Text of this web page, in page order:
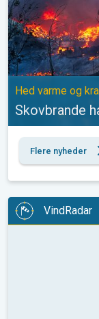
Hed varme og
Skovbrande
Flere nyheder
VindRadar